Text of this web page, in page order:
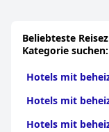
Beliebteste
Kategorie suchen:
Hotels mit
Hotels mit
Hotels mit